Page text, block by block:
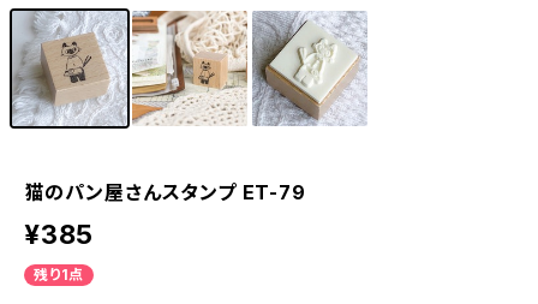
猫のパン屋さんスタンプ ET-79
¥385
残り1点